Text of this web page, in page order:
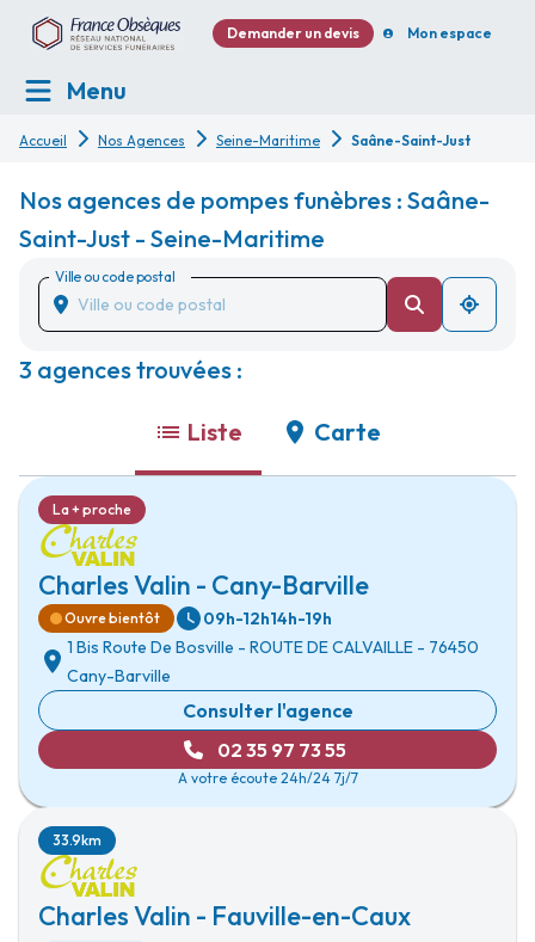
Demander un devis Mon espace
Menu
Accueil Nos Agences Seine-Maritime Saâne-Saint-Just
Nos agences de pompes funèbres : Saâne-
Saint-Just - Seine-Maritime
Ville ou code postal
3 agences trouvées :
Liste Carte
Charles Valin - Cany-Barville
La + proche
Ouvre bientôt 09h-12h14h-19h
1 Bis Route De Bosville - ROUTE DE CALVAILLE - 76450
Cany-Barville
Consulter l'agence
02 35 97 73 55
A votre écoute 24h/24 7j/7
Charles Valin - Fauville-en-Caux
33.9km